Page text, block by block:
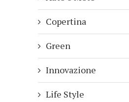
Copertina
Green
Innovazione
Life Style